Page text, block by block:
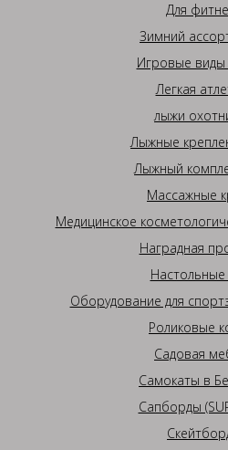
Для
Зимний
Игровые виды
Легкая
лыжи
Лыжные
Лыжный
Массажные
Медицинское
Наградная
Оборудование для
Роликовые
Садовая
Самокаты в
Сапборды